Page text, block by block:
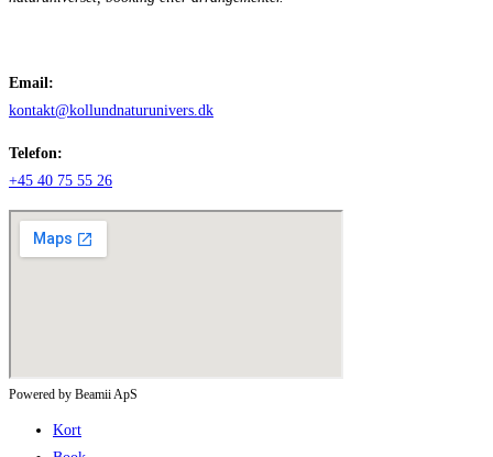
Email:
kontakt@kollundnaturunivers.dk
Telefon:
+45 40 75 55 26
Powered by Beamii ApS
Kort